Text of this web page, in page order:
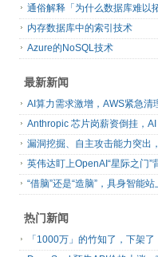
通俗解释「为什么数据库难以
内存数据库中的索引技术
Azure的NoSQL技术
最新新闻
AI算力需求激增，AWS紧急清
“借脑”还是“造脑”，具身智能站
热门新闻
「1000万」的竹知了，下架了